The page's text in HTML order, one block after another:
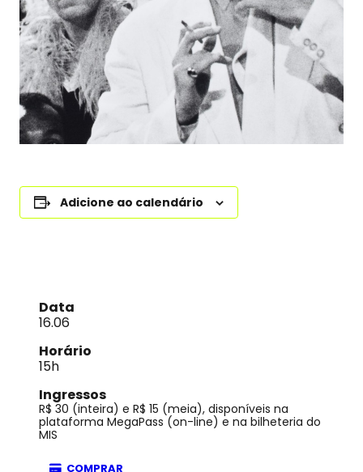
Adicione ao calendário
Data
16.06
Horário
15h
Ingressos
R$ 30 (inteira) e R$ 15 (meia), disponíveis na
plataforma MegaPass (on-line) e na bilheteria do
MIS
COMPRAR